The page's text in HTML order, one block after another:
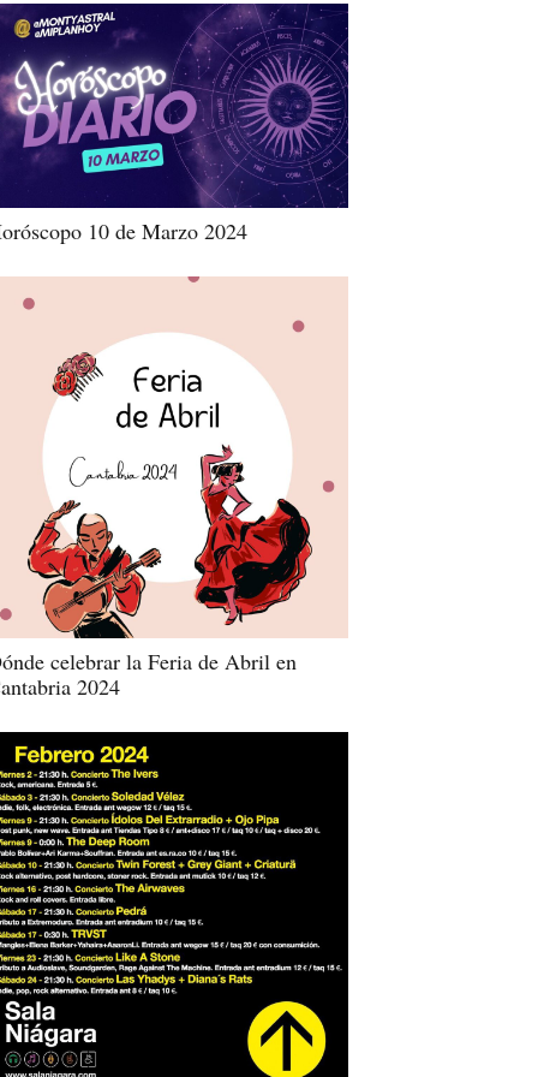
10 de Marzo 2024
celebrar la Feria de Abril en
2024